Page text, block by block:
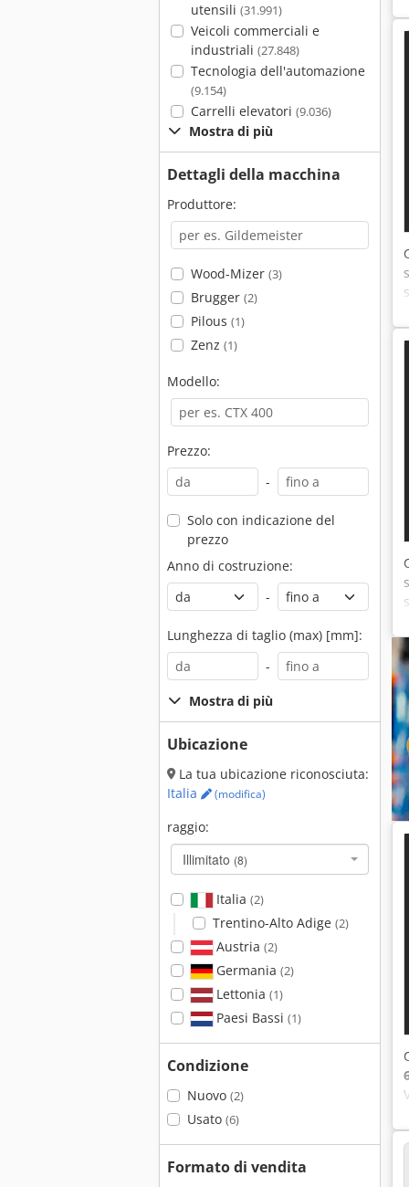
utensili (31.991)
Veicoli commerciali e
industriali (27.848)
Tecnologia dell'automazione
(9.154)
Carrelli elevatori (9.036)
Mostra di più
Dettagli della macchina
Produttore:
Wood-Mizer (3)
Brugger (2)
Pilous (1)
Zenz (1)
Modello:
Prezzo:
-
Solo con indicazione del
prezzo
Anno di costruzione:
-
Lunghezza di taglio (max) [mm]:
-
Mostra di più
Ubicazione
La tua ubicazione riconosciuta:
Italia
(modifica)
raggio:
Illimitato (8)
Italia (2)
Trentino-Alto Adige (2)
Austria (2)
Germania (2)
Lettonia (1)
Paesi Bassi (1)
Condizione
Nuovo (2)
Usato (6)
Formato di vendita